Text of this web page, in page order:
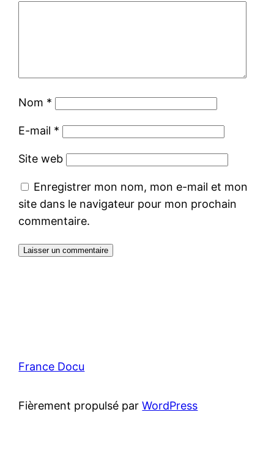
Nom *
E-mail *
Site web
Enregistrer mon nom, mon e-mail et mon
site dans le navigateur pour mon prochain
commentaire.
France Docu
Fièrement propulsé parWordPress